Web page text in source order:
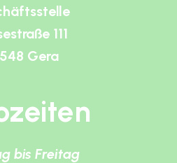
111
Gera
bis Freitag